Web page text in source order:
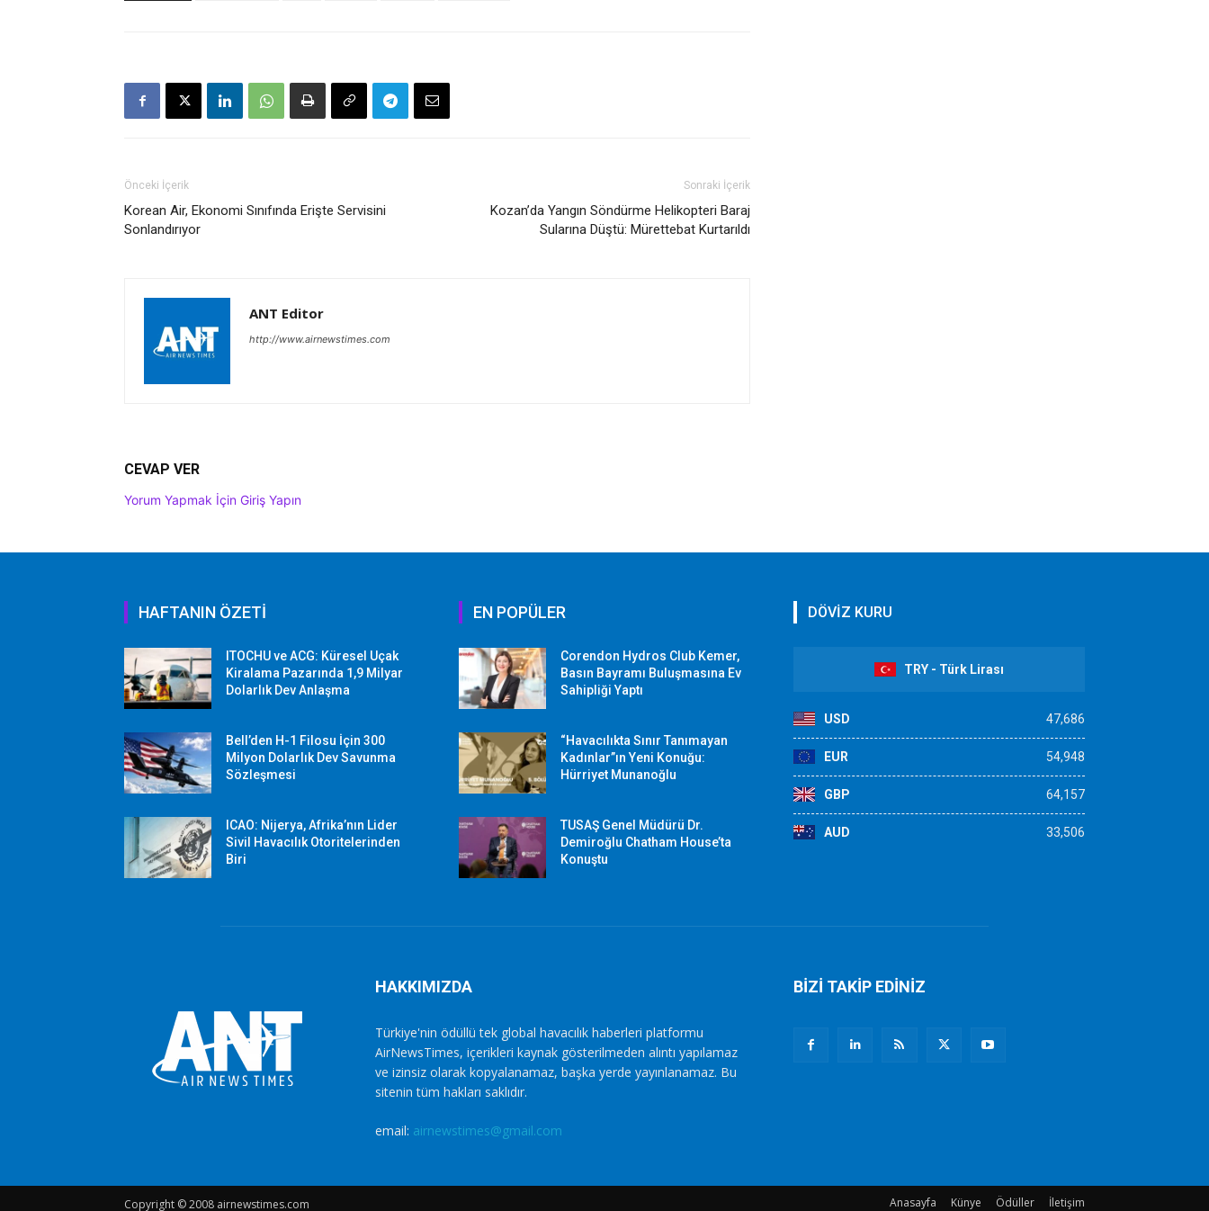
Önceki İçerik
Korean Air, Ekonomi Sınıfında Erişte Servisini
Sonlandırıyor
Sonraki İçerik
Kozan’da Yangın Söndürme Helikopteri Baraj
Sularına Düştü: Mürettebat Kurtarıldı
ANT Editor
http://www.airnewstimes.com
CEVAP VER
Yorum Yapmak İçin Giriş Yapın
HAFTANIN ÖZETİ
ITOCHU ve ACG: Küresel Uçak
Kiralama Pazarında 1,9 Milyar
Dolarlık Dev Anlaşma
Bell’den H-1 Filosu İçin 300
Milyon Dolarlık Dev Savunma
Sözleşmesi
ICAO: Nijerya, Afrika’nın Lider
Sivil Havacılık Otoritelerinden
Biri
EN POPÜLER
Corendon Hydros Club Kemer,
Basın Bayramı Buluşmasına Ev
Sahipliği Yaptı
“Havacılıkta Sınır Tanımayan
Kadınlar”ın Yeni Konuğu:
Hürriyet Munanoğlu
TUSAŞ Genel Müdürü Dr.
Demiroğlu Chatham House’ta
Konuştu
DÖVİZ KURU
TRY - Türk Lirası
USD 47,686
EUR 54,948
GBP 64,157
AUD 33,506
HAKKIMIZDA
Türkiye'nin ödüllü tek global havacılık haberleri platformu
AirNewsTimes, içerikleri kaynak gösterilmeden alıntı yapılamaz
ve izinsiz olarak kopyalanamaz, başka yerde yayınlanamaz. Bu
sitenin tüm hakları saklıdır.
email: airnewstimes@gmail.com
BİZİ TAKİP EDİNİZ
Copyright © 2008 airnewstimes.com Anasayfa Künye Ödüller İletişim